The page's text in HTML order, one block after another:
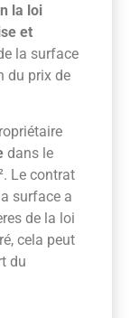
la loi
et
la surface
du prix de
dans le
Le contrat
surface a
de la loi
cela peut
du